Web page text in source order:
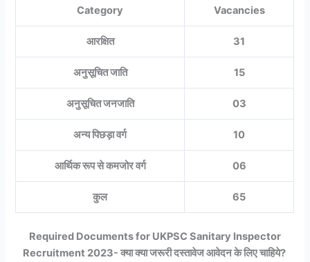
Category
Vacancies
आरक्षित 31
अनुसूचित जाति 15
अनुसूचित जनजाति 03
अन्य पिछड़ा वर्ग 10
आर्थिक रूप से कमजोर वर्ग 06
कुल 65
Required Documents for UKPSC Sanitary Inspector
Recruitment 2023- क्या क्या जरूरी दस्तावेज आवेदन के लिए चाहिये?